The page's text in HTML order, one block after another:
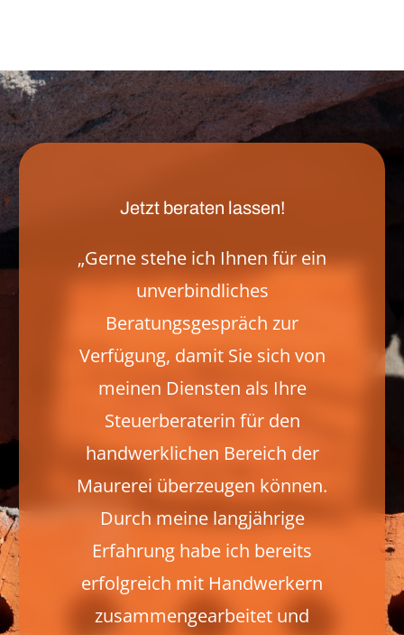
Jetzt beraten lassen!
„Gerne stehe ich Ihnen für ein
unverbindliches
Beratungsgespräch zur
Verfügung, damit Sie sich von
meinen Diensten als Ihre
Steuerberaterin für den
handwerklichen Bereich der
Maurerei überzeugen können.
Durch meine langjährige
Erfahrung habe ich bereits
erfolgreich mit Handwerkern
zusammengearbeitet und